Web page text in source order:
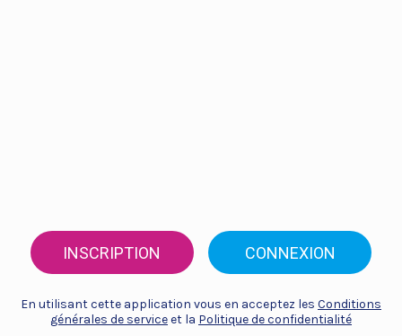
INSCRIPTION CONNEXION
En utilisant cette application vous en acceptez les Conditions
générales de serviceet la Politique de confidentialité